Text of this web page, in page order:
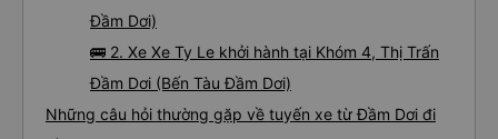
Đầm Dơi)
🚌 2. Xe Xe Ty Le khởi hành tại Khóm 4, Thị Trấn
Đầm Dơi (Bến Tàu Đầm Dơi)
Những câu hỏi thường gặp về tuyến xe từ Đầm Dơi đi